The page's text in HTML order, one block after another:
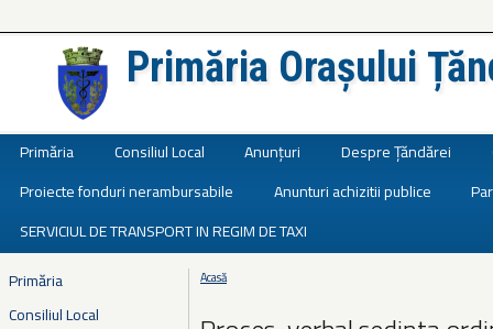
Primăria Orașului
Primăria Consiliul Local Anunțuri Despre Țăndărei
Proiecte fonduri nerambursabile
Anunturi achizitii publice
SERVICIUL DE TRANSPORT IN REGIM DE TAXI
Primăria
Consiliul Local
Eşti aici
Acasă